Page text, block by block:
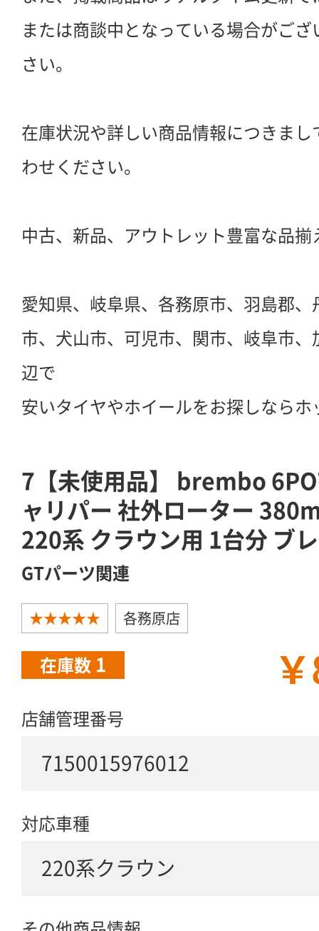
または商談中となっている場合がご
さい。
在庫状況や詳しい商品情報につきま
わせください。
中古、新品、アウトレット豊富な品揃
愛知県、岐阜県、各務原市、羽島郡
市、犬山市、可児市、関市、岐阜市
辺で
安いタイヤやホイールをお探しなら
7【未使用品】 brembo
ャリパー 社外ローター
220系 クラウン用 1台分 ブ
GTパーツ関連
★★★★★ 各務原店
在庫数 1
店舗管理番号
7150015976012
対応車種
220系クラウン